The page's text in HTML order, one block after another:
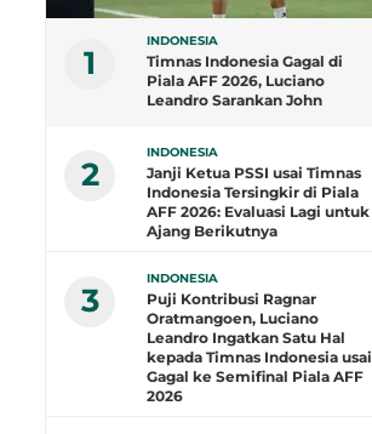
1
INDONESIA
Timnas Indonesia Gagal di
Piala AFF 2026, Luciano
Leandro Sarankan John
2
INDONESIA
Janji Ketua PSSI usai Timnas
Indonesia Tersingkir di Piala
AFF 2026: Evaluasi Lagi untuk
Ajang Berikutnya
3
INDONESIA
Puji Kontribusi Ragnar
Oratmangoen, Luciano
Leandro Ingatkan Satu Hal
kepada Timnas Indonesia usai
Gagal ke Semifinal Piala AFF
2026